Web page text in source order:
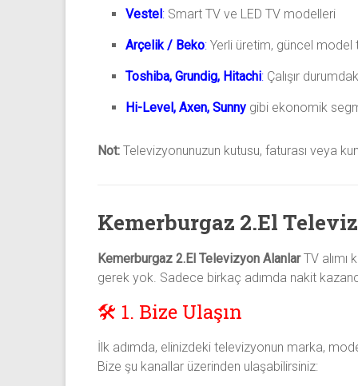
Vestel: Smart TV ve LED TV modelleri
Arçelik / Beko: Yerli üretim, güncel model
Toshiba, Grundig, Hitachi: Çalışır
Hi-Level, Axen, Sunny gibi ekonomik
Not: Televizyonunuzun kutusu, faturası veya
Kemerburgaz 2.El
Kemerburgaz 2.El Televizyon AlanlarTV alımı
gerek yok. Sadece birkaç adımda nakit
🛠️ 1. Bize Ulaşın
İlk adımda, elinizdeki televizyonun marka,
Bize şu kanallar üzerinden ulaşabilirsiniz: